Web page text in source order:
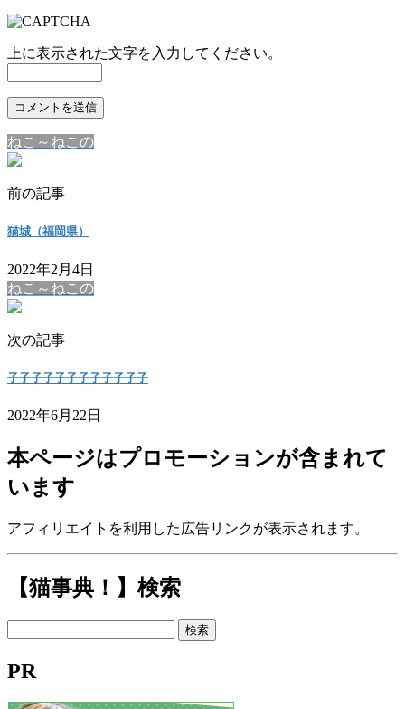
上に表示された文字を入力してください。
ねこ～ねこの
前の記事
猫城（福岡県）
2022年2月4日
ねこ～ねこの
次の記事
子子子子子子子子子子子子
2022年6月22日
本ページはプロモーションが含まれて
います
アフィリエイトを利用した広告リンクが表示されます。
【猫事典！】検索
PR